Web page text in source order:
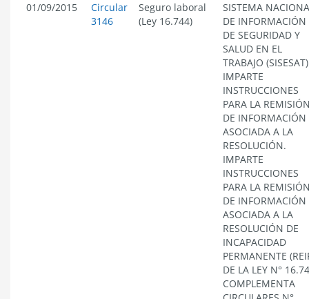
01/09/2015
Circular
3146
Seguro laboral
(Ley 16.744)
SISTEMA
DE INFORMACIÓN
DE SEGURIDAD Y
SALUD EN EL
TRABAJO
IMPARTE
INSTRUCCIONES
PARA LA
DE INFORMACIÓN
ASOCIADA A LA
RESOLUCIÓN.
IMPARTE
INSTRUCCIONES
PARA LA
DE INFORMACIÓN
ASOCIADA A LA
RESOLUCIÓN DE
INCAPACIDAD
PERMANENTE
DE LA LEY N°
COMPLEMENTA